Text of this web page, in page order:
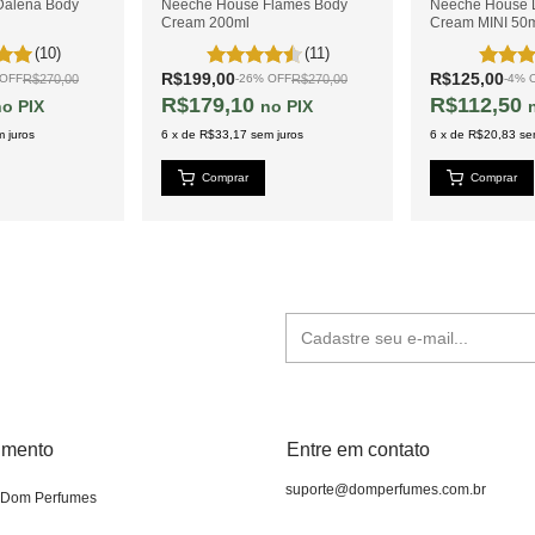
Body
(10)
OFFR$270,00
PIX
juros
Neeche House Flames Body
Cream 200ml
(11)
R$199,00-26% OFFR$270,00
R$179,10 PIX
6 x de R$33,17 sem juros
Neeche House
Cream MINI
R$125,00-4%
R$112,50
6 x de R$20,83
Perfumes
Entre em contato
suporte@domperfumes.com.br